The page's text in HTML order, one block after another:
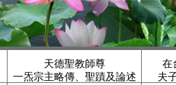
天德聖教師尊
一炁宗主略傳、聖蹟及論述
在
夫